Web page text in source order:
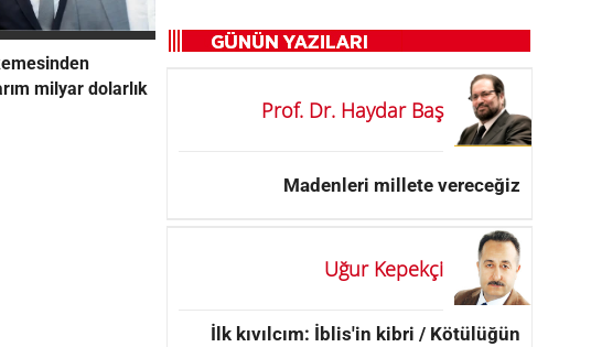
milyar dolarlık
Prof. Dr. Haydar Baş
Madenleri millete vereceğiz
Uğur Kepekçi
İlk kıvılcım: İblis'in kibri / Kötülüğün